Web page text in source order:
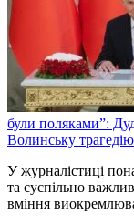
були поляками”:
Волинську трагедію
У журналістиці
та суспільно
вміння